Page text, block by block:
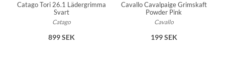
Catago Tori 26.1 Lädergrimma
Svart
Catago
899 SEK
Cavallo Cavalpaige Grimskaft
Powder Pink
Cavallo
199 SEK